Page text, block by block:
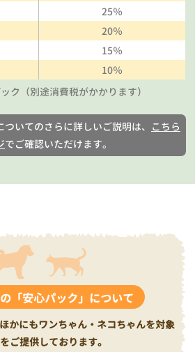
25％
20％
15％
10％
ク（別途消費税がかかります）
いてのさらに詳しいご説明は、 こちら
でご確認いただけます。
「安心パック」について
かにもワンちゃん・ネコちゃんを対象
ご提供しております。